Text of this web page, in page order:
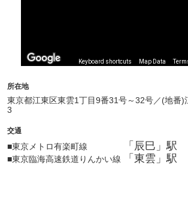
Keyboard shortcuts Map Data
所在地
東京都江東区東雲1丁目9番31号～32号／(地番)
3
交通
■東京メトロ有楽町線 「辰巳」駅
■東京臨海高速鉄道りんかい線 「東雲」駅